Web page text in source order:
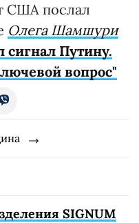
США послал
Олега Шамшури
сигнал Путину.
вопрос"
SIGNUM